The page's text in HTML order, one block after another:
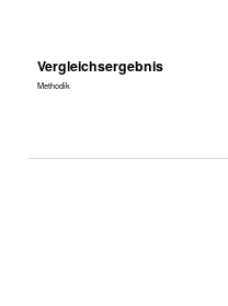
Vergleichsergebnis
Methodik